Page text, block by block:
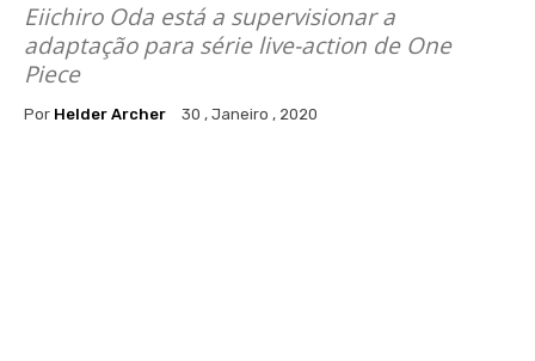
Eiichiro Oda está a supervisionar a
adaptação para série live-action de One
Piece
Por Helder Archer 30 , Janeiro , 2020